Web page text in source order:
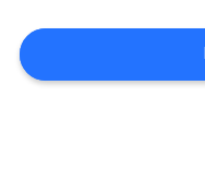
ZITAT